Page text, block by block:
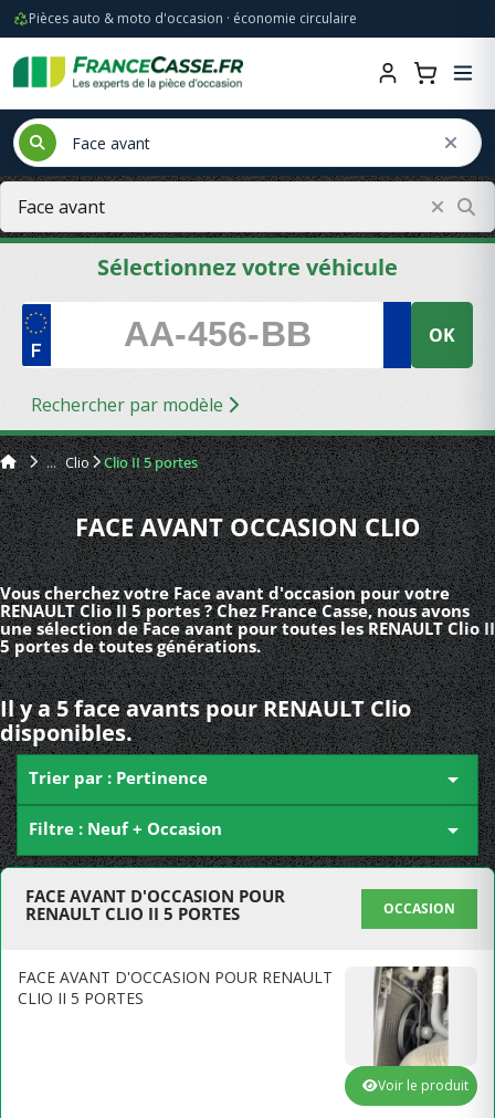
Pièces auto & moto d'occasion · économie circulaire
Sélectionnez votre véhicule
OK
Rechercher par modèle
Clio Clio II 5 portes
FACE AVANT OCCASION CLIO
Vous cherchez votre Face avant d'occasion pour votre
RENAULT Clio II 5 portes ? Chez France Casse, nous avons
une sélection de Face avant pour toutes les RENAULT Clio II
5 portes de toutes générations.
Il y a 5 face avants pour RENAULT Clio
disponibles.
Trier par : Pertinence 
Filtre : Neuf + Occasion 
FACE AVANT D'OCCASION POUR
RENAULT CLIO II 5 PORTES
OCCASION
FACE AVANT D'OCCASION POUR RENAULT
CLIO II 5 PORTES
Voir le produit